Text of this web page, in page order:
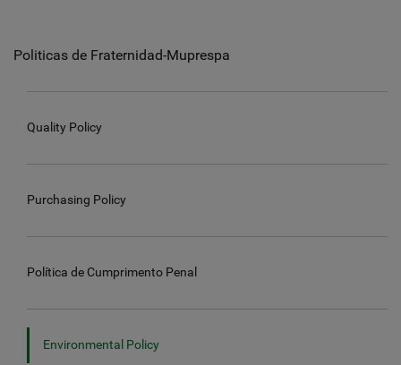
Politicas de Fraternidad-Muprespa
Quality Policy
Purchasing Policy
Política de Cumprimento Penal
Environmental Policy